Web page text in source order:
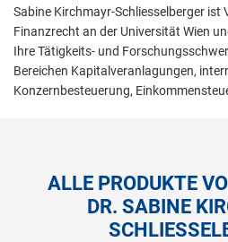
Sabine Kirchmayr-Schliesselberger
Finanzrecht an der Universität Wien
Ihre Tätigkeits- und
Bereichen Kapitalveranlagungen,
Konzernbesteuerung,
ALLE PRODUKTE
DR. SABINE